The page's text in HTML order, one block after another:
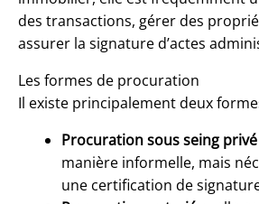
des transactions, gérer des
assurer la signature d’actes
Les formes de procuration
Il existe principalement deux
Procuration sous seing privé
manière informelle, mais
une certification de